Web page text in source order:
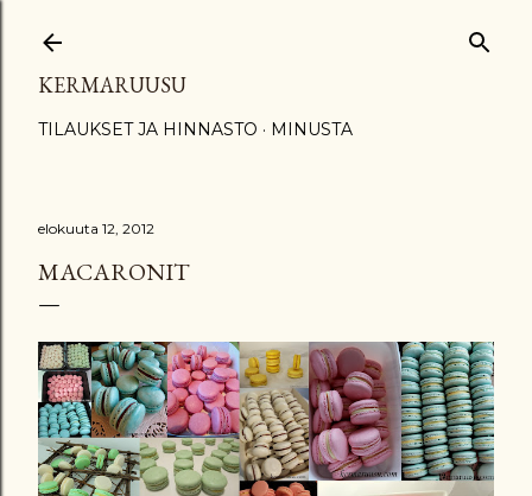
KERMARUUSU
TILAUKSET JA HINNASTO MINUSTA
elokuuta 12, 2012
MACARONIT